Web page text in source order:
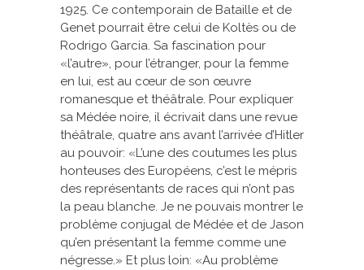
1925. Ce contemporain de Bataille et de
Genet pourrait être celui de Koltès ou de
Rodrigo Garcia. Sa fascination pour
«l’autre», pour l’étranger, pour la femme
en lui, est au cœur de son œuvre
romanesque et théâtrale. Pour expliquer
sa Médée noire, il écrivait dans une revue
théâtrale, quatre ans avant l’arrivée d’Hitler
au pouvoir: «L’une des coutumes les plus
honteuses des Européens, c’est le mépris
des représentants de races qui n’ont pas
la peau blanche. Je ne pouvais montrer le
problème conjugal de Médée et de Jason
qu’en présentant la femme comme une
négresse.» Et plus loin: «Au problème